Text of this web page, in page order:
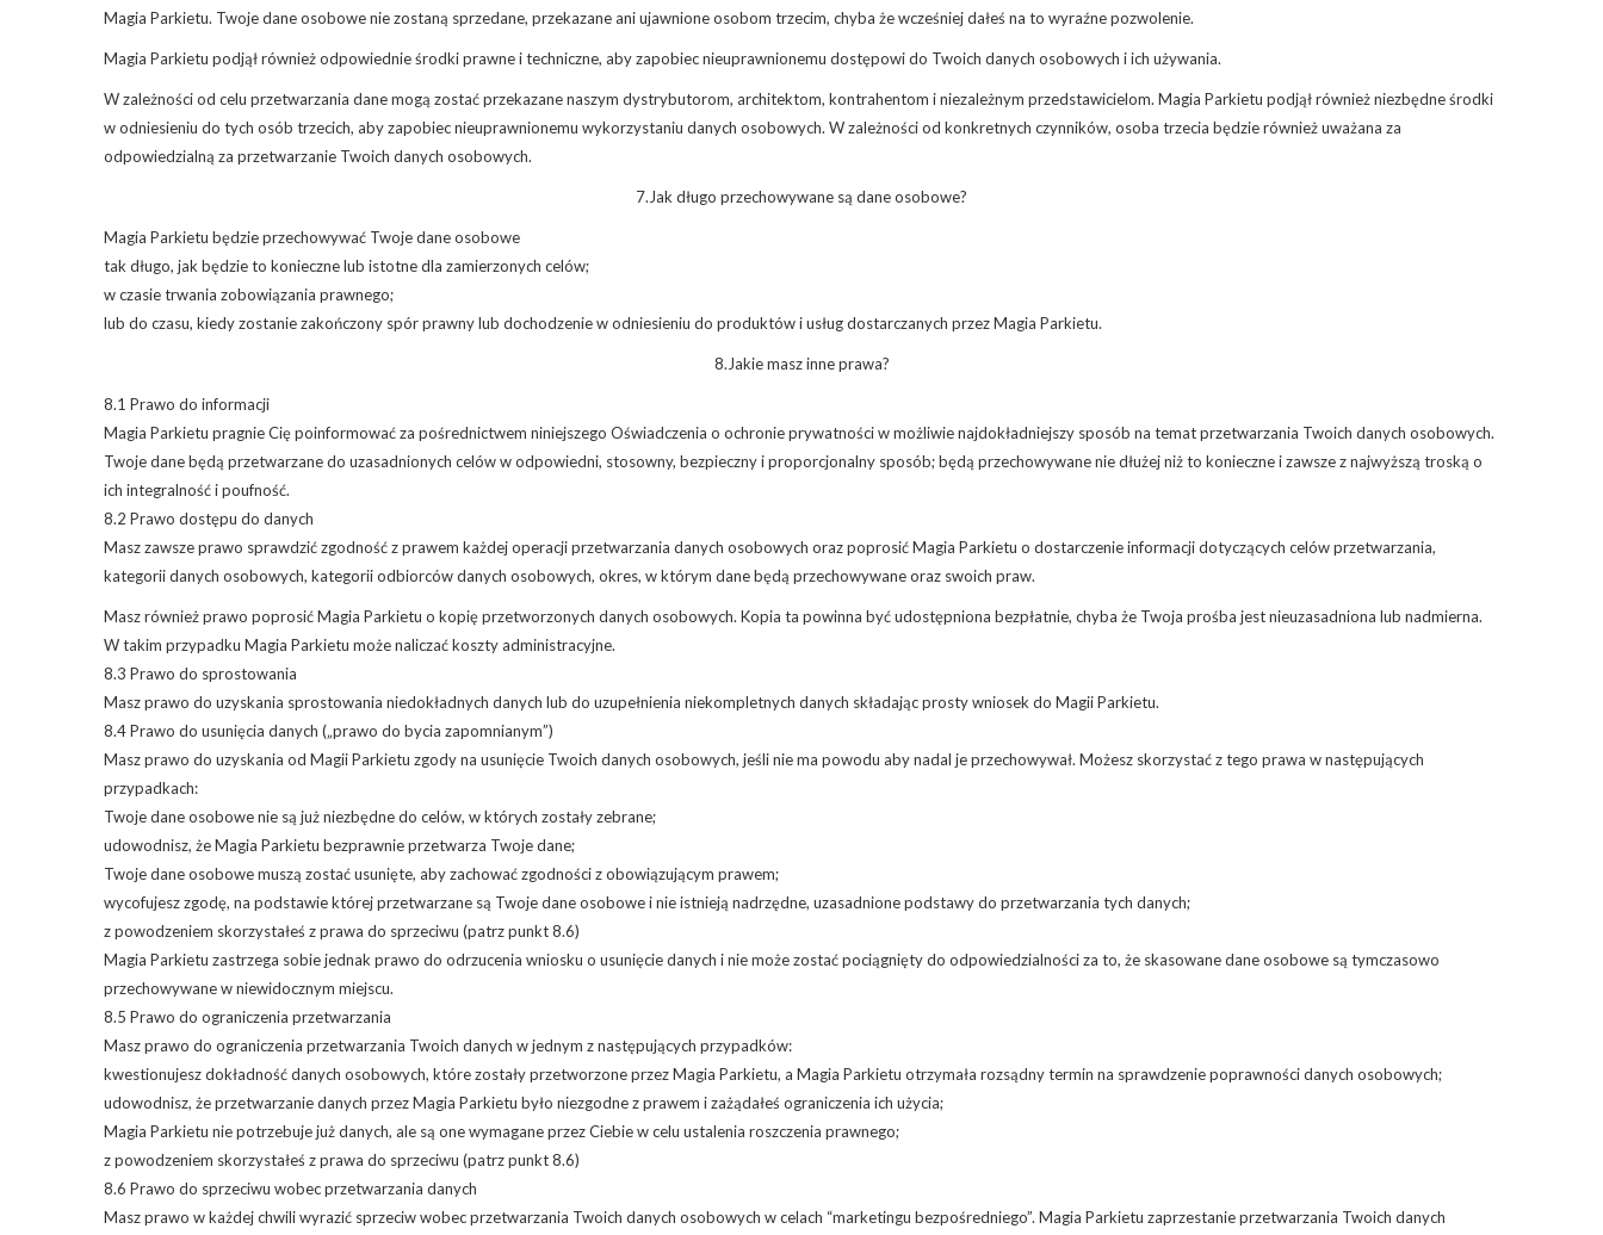
Magia Parkietu. Twoje dane osobowe nie zostaną sprzedane, przekazane ani ujawnione osobom trzecim, chyba że wcześniej dałeś na to wyraźne pozwolenie.
Magia Parkietu podjął również odpowiednie środki prawne i techniczne, aby zapobiec nieuprawnionemu dostępowi do Twoich danych osobowych i ich używania.
W zależności od celu przetwarzania dane mogą zostać przekazane naszym dystrybutorom, architektom, kontrahentom i niezależnym przedstawicielom. Magia Parkietu podjął również niezbędne środki
w odniesieniu do tych osób trzecich, aby zapobiec nieuprawnionemu wykorzystaniu danych osobowych. W zależności od konkretnych czynników, osoba trzecia będzie również uważana za
odpowiedzialną za przetwarzanie Twoich danych osobowych.
7.Jak długo przechowywane są dane osobowe?
Magia Parkietu będzie przechowywać Twoje dane osobowe
tak długo, jak będzie to konieczne lub istotne dla zamierzonych celów;
w czasie trwania zobowiązania prawnego;
lub do czasu, kiedy zostanie zakończony spór prawny lub dochodzenie w odniesieniu do produktów i usług dostarczanych przez Magia Parkietu.
8.Jakie masz inne prawa?
8.1 Prawo do informacji
Magia Parkietu pragnie Cię poinformować za pośrednictwem niniejszego Oświadczenia o ochronie prywatności w możliwie najdokładniejszy sposób na temat przetwarzania Twoich danych osobowych.
Twoje dane będą przetwarzane do uzasadnionych celów w odpowiedni, stosowny, bezpieczny i proporcjonalny sposób; będą przechowywane nie dłużej niż to konieczne i zawsze z najwyższą troską o
ich integralność i poufność.
8.2 Prawo dostępu do danych
Masz zawsze prawo sprawdzić zgodność z prawem każdej operacji przetwarzania danych osobowych oraz poprosić Magia Parkietu o dostarczenie informacji dotyczących celów przetwarzania,
kategorii danych osobowych, kategorii odbiorców danych osobowych, okres, w którym dane będą przechowywane oraz swoich praw.
Masz również prawo poprosić Magia Parkietu o kopię przetworzonych danych osobowych. Kopia ta powinna być udostępniona bezpłatnie, chyba że Twoja prośba jest nieuzasadniona lub nadmierna.
W takim przypadku Magia Parkietu może naliczać koszty administracyjne.
8.3 Prawo do sprostowania
Masz prawo do uzyskania sprostowania niedokładnych danych lub do uzupełnienia niekompletnych danych składając prosty wniosek do Magii Parkietu.
8.4 Prawo do usunięcia danych („prawo do bycia zapomnianym”)
Masz prawo do uzyskania od Magii Parkietu zgody na usunięcie Twoich danych osobowych, jeśli nie ma powodu aby nadal je przechowywał. Możesz skorzystać z tego prawa w następujących
przypadkach:
Twoje dane osobowe nie są już niezbędne do celów, w których zostały zebrane;
udowodnisz, że Magia Parkietu bezprawnie przetwarza Twoje dane;
Twoje dane osobowe muszą zostać usunięte, aby zachować zgodności z obowiązującym prawem;
wycofujesz zgodę, na podstawie której przetwarzane są Twoje dane osobowe i nie istnieją nadrzędne, uzasadnione podstawy do przetwarzania tych danych;
z powodzeniem skorzystałeś z prawa do sprzeciwu (patrz punkt 8.6)
Magia Parkietu zastrzega sobie jednak prawo do odrzucenia wniosku o usunięcie danych i nie może zostać pociągnięty do odpowiedzialności za to, że skasowane dane osobowe są tymczasowo
przechowywane w niewidocznym miejscu.
8.5 Prawo do ograniczenia przetwarzania
Masz prawo do ograniczenia przetwarzania Twoich danych w jednym z następujących przypadków:
kwestionujesz dokładność danych osobowych, które zostały przetworzone przez Magia Parkietu, a Magia Parkietu otrzymała rozsądny termin na sprawdzenie poprawności danych osobowych;
udowodnisz, że przetwarzanie danych przez Magia Parkietu było niezgodne z prawem i zażądałeś ograniczenia ich użycia;
Magia Parkietu nie potrzebuje już danych, ale są one wymagane przez Ciebie w celu ustalenia roszczenia prawnego;
z powodzeniem skorzystałeś z prawa do sprzeciwu (patrz punkt 8.6)
8.6 Prawo do sprzeciwu wobec przetwarzania danych
Masz prawo w każdej chwili wyrazić sprzeciw wobec przetwarzania Twoich danych osobowych w celach “marketingu bezpośredniego”. Magia Parkietu zaprzestanie przetwarzania Twoich danych